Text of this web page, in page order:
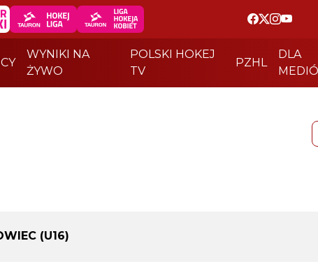
WYNIKI NA
ŻYWO
POLSKI HOKEJ
TV
PZHL
DLA
(U16)